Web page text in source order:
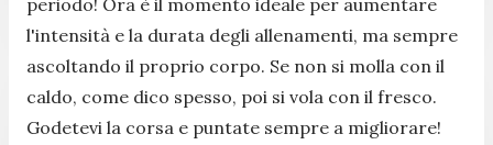
l'intensità e la durata degli allenamenti, ma sempre
ascoltando il proprio corpo. Se non si molla con il
caldo, come dico spesso, poi si vola con il fresco.
Godetevi la corsa e puntate sempre a migliorare!